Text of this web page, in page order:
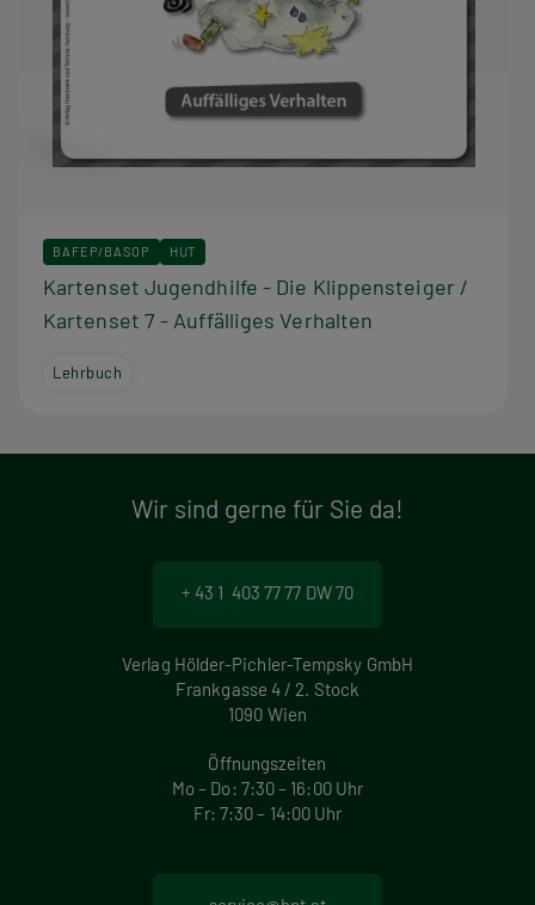
BAFEP/BASOP HUT
Kartenset Jugendhilfe - Die Klippensteiger /
Kartenset 7 - Auffälliges Verhalten
Lehrbuch
Wir sind gerne für Sie da!
+ 43 1 403 77 77 DW 70
Verlag Hölder-Pichler-Tempsky GmbH
Frankgasse 4 / 2. Stock
1090 Wien
Öffnungszeiten
Mo – Do: 7:30 – 16:00 Uhr
Fr: 7:30 – 14:00 Uhr